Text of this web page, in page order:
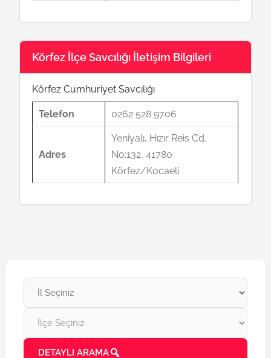
Körfez İlçe Savcılığı İletişim Bilgileri
Körfez Cumhuriyet Savcılığı
Telefon 0262 528 9706
Adres
Yeniyalı, Hızır Reis Cd.
No:132, 41780
Körfez/Kocaeli
DETAYLI ARAMA